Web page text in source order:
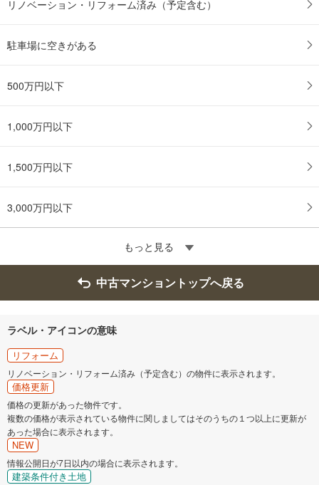
る
リノベーション・リフォーム済み（予定含む）
駐車場に空きがある
500万円以下
1,000万円以下
1,500万円以下
3,000万円以下
もっと見る
中古マンショントップへ戻る
ラベル・アイコンの意味
リフォーム
リノベーション・リフォーム済み（予定含む）の物件に表示されます。
価格更新
価格の更新があった物件です。
複数の価格が表示されている物件に関しましてはそのうちの１つ以上に更新が
あった場合に表示されます。
NEW
情報公開日が7日以内の場合に表示されます。
建築条件付き土地